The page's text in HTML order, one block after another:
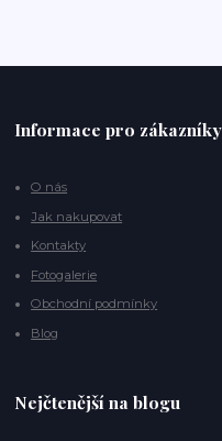
Informace pro zákazníky
O nás
Jak nakupovat
Kontakty
Fotogalerie
Obchodní podmínky
Blog
Nejčtenější na blogu